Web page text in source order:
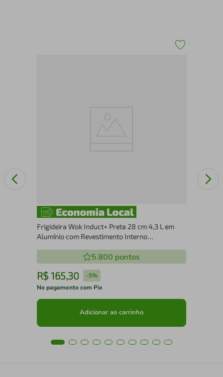
Frigideira Wok Induct+ Preta 28 cm 4,3 L em
Alumínio com Revestimento Interno
5.800 pontos
R$ 165,30 -5%
No pagamento com Pix
Adicionar ao carrinho